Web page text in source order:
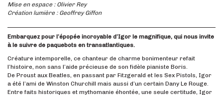
Mise en espace : Olivier Rey
Création lumière : Geoffrey Giffon
Embarquez pour l’épopée incroyable d’Igor le magnifique, qui nous invite
à le suivre de paquebots en transatlantiques.
Créature intemporelle, ce chanteur de charme bonimenteur refait
l’histoire, non sans l’aide précieuse de son fidèle pianiste Boris.
De Proust aux Beatles, en passant par Fitzgerald et les Sex Pistols, Igor
a été l’ami de Winston Churchill mais aussi d’un certain Dany Le Rouge.
Entre faits historiques et mythomanie éhontée, une seule certitude, Igor